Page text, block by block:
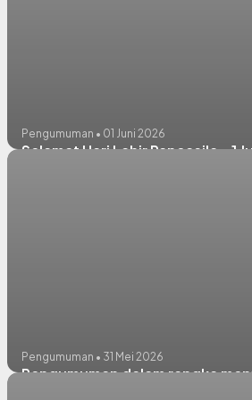
Pengumuman • 01 Juni 2026
Selamat Hari Lahir Pancasila – 1
Pengumuman • 31 Mei 2026
Pengumuman dalam rangka